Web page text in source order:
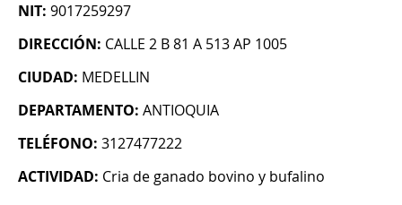
NIT: 9017259297
DIRECCIÓN: CALLE 2 B 81 A 513 AP 1005
CIUDAD: MEDELLIN
DEPARTAMENTO: ANTIOQUIA
TELÉFONO: 3127477222
ACTIVIDAD: Cria de ganado bovino y bufalino